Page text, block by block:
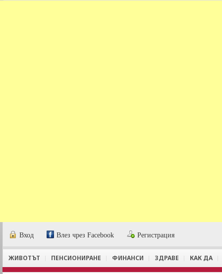
Вход Влез чрез Facebook Регистрация
ЖИВОТЪТ ПЕНСИОНИРАНЕ ФИНАНСИ ЗДРАВЕ КАК ДА